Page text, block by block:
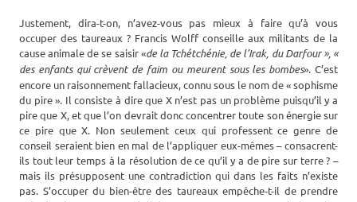
Justement, dira-t-on, n’avez-vous pas mieux à faire qu’à vous
occuper des taureaux ? Francis Wolff conseille aux militants de la
cause animale de se saisir «de la Tchétchénie, de l’Irak, du Darfour », «
des enfants qui crèvent de faim ou meurent sous les bombes». C’est
encore un raisonnement fallacieux, connu sous le nom de « sophisme
du pire ». Il consiste à dire que X n’est pas un problème puisqu’il y a
pire que X, et que l’on devrait donc concentrer toute son énergie sur
ce pire que X. Non seulement ceux qui professent ce genre de
conseil seraient bien en mal de l’appliquer eux-mêmes – consacrent-
ils tout leur temps à la résolution de ce qu’il y a de pire sur terre ? –
mais ils présupposent une contradiction qui dans les faits n’existe
pas. S’occuper du bien-être des taureaux empêche-t-il de prendre